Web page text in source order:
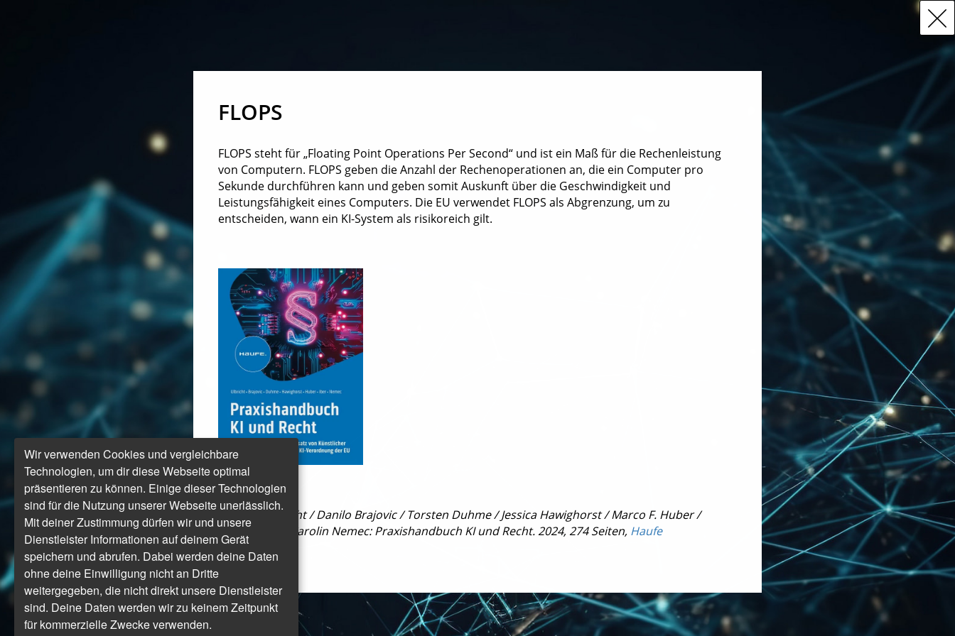
FLOPS
FLOPS steht für „Floating Point Operations Per Second“ und ist ein Maß für die Rechenleistung
von Computern. FLOPS geben die Anzahl der Rechenoperationen an, die ein Computer pro
Sekunde durchführen kann und geben somit Auskunft über die Geschwindigkeit und
Leistungsfähigkeit eines Computers. Die EU verwendet FLOPS als Abgrenzung, um zu
entscheiden, wann ein KI-System als risikoreich gilt.
Aus:
Carsten Ulbricht / Danilo Brajovic / Torsten Duhme / Jessica Hawighorst / Marco F. Huber /
Varinia Iber / Carolin Nemec: Praxishandbuch KI und Recht. 2024, 274 Seiten, Haufe
Wir verwenden Cookies und vergleichbare
Technologien, um dir diese Webseite optimal
präsentieren zu können. Einige dieser Technologien
sind für die Nutzung unserer Webseite unerlässlich.
Mit deiner Zustimmung dürfen wir und unsere
Dienstleister Informationen auf deinem Gerät
speichern und abrufen. Dabei werden deine Daten
ohne deine Einwilligung nicht an Dritte
weitergegeben, die nicht direkt unsere Dienstleister
sind. Deine Daten werden wir zu keinem Zeitpunkt
für kommerzielle Zwecke verwenden.